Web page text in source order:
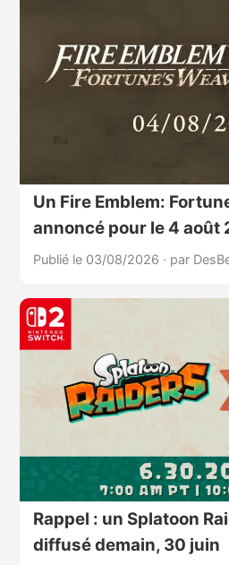
Un Fire Emblem:
annoncé pour le 4 août
Publié le 03/08/2026 · par
Rappel : un Splatoon
diffusé demain, 30 juin